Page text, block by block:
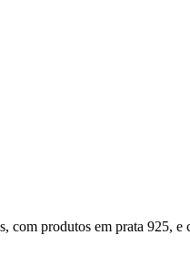
com produtos em prata 925,